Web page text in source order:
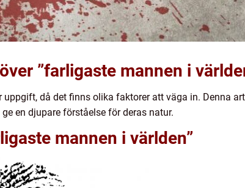
”farligaste mannen i
då det finns olika faktorer att väga in. Denna
en djupare förståelse för deras natur.
mannen i världen”